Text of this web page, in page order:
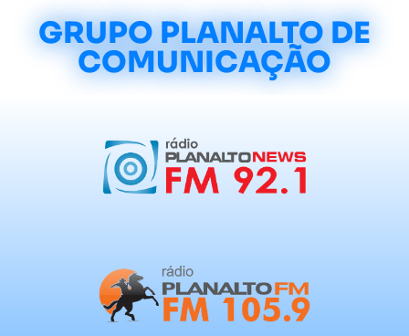
GRUPO PLANALTO DE
COMUNICAÇÃO